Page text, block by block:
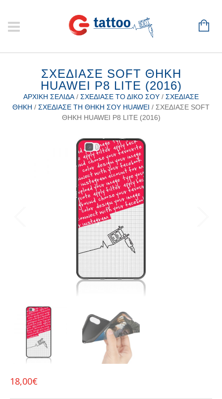
ΣΧΕΔΊΑΣΕ SOFT ΘΉΚΗ
HUAWEI P8 LITE (2016)
ΑΡΧΙΚΉ ΣΕΛΊΔΑ / ΣΧΕΔΊΑΣΕ ΤΟ ΔΙΚΌ ΣΟΥ / ΣΧΕΔΊΑΣΕ
ΘΉΚΗ / ΣΧΕΔΊΑΣΕ ΤΗ ΘΉΚΗ ΣΟΥ HUAWEI / ΣΧΕΔΊΑΣΕ SOFT
ΘΉΚΗ HUAWEI P8 LITE (2016)
18,00€